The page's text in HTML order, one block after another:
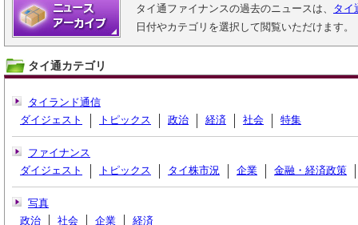
タイ通ファイナンスの過去のニュースは、 タイ
日付やカテゴリを選択して閲覧いただけます。
タイ通カテゴリ
タイランド通信
ダイジェスト
トピックス 政治 経済 社会 特集
ファイナンス
ダイジェスト
トピックス タイ株市況 企業 金融・経済政策
写真
政治
社会 企業 経済